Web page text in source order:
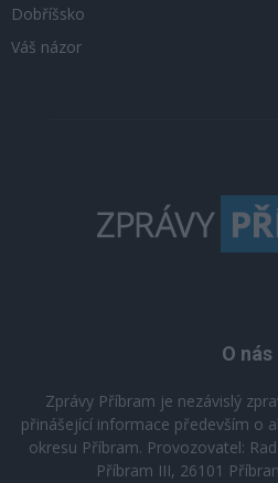
Dobříšsko
Váš názor
O nás
Zprávy Příbram je nezávislý
přinášející informace především o
okresu Příbram. Provozovatel:
Příbram III, 26101